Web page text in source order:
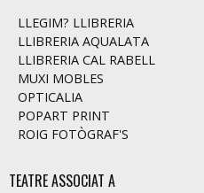
LLEGIM? LLIBRERIA
LLIBRERIA AQUALATA
LLIBRERIA CAL RABELL
MUXI MOBLES
OPTICALIA
POPART PRINT
ROIG FOTÒGRAF'S
TEATRE ASSOCIAT A